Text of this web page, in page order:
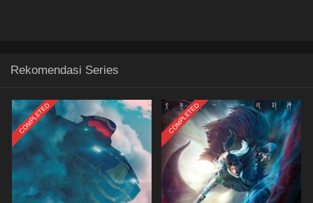
Rekomendasi Series
COMPLETED COMPLETED